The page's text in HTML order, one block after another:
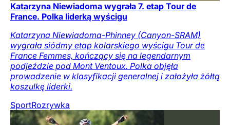
Katarzyna Niewiadoma wygrała 7. etap Tour de
France. Polka liderką wyścigu
Katarzyna Niewiadoma-Phinney (Canyon-SRAM)
wygrała siódmy etap kolarskiego wyścigu Tour de
France Femmes, kończący się na legendarnym
podjeździe pod Mont Ventoux. Polka objęła
prowadzenie w klasyfikacji generalnej i założyła żółtą
koszulkę liderki.
SportRozrywka